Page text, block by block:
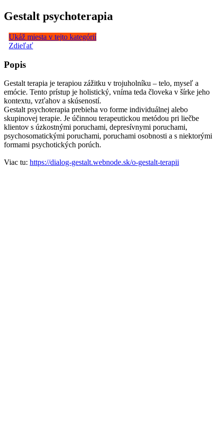
Gestalt psychoterapia
Ukáž miesta v tejto kategórií
Zdieľať
Popis
Gestalt terapia je terapiou zážitku v trojuholníku – telo, myseľ a
emócie. Tento prístup je holistický, vníma teda človeka v šírke jeho
kontextu, vzťahov a skúseností.
Gestalt psychoterapia prebieha vo forme individuálnej alebo
skupinovej terapie. Je účinnou terapeutickou metódou pri liečbe
klientov s úzkostnými poruchami, depresívnymi poruchami,
psychosomatickými poruchami, poruchami osobnosti a s niektorými
formami psychotických porúch.
Viac tu: https://dialog-gestalt.webnode.sk/o-gestalt-terapii